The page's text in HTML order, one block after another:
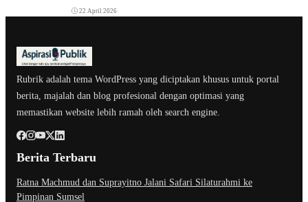
22 April 2026
Rubrik adalah tema WordPress yang diciptakan khusus untuk portal
berita, majalah dan blog profesional dengan optimasi yang
memastikan website lebih ramah oleh search engine.
Berita Terbaru
Ratna Machmud dan Suprayitno Jalani Safari Silaturahmi ke
Pimpinan Sumsel